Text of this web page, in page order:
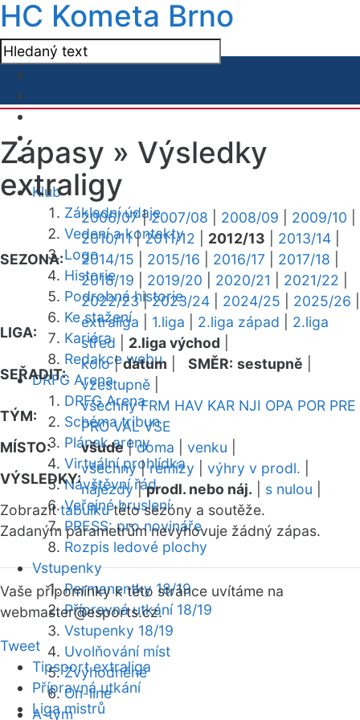
HC Kometa Brno
Klub
Základní údaje
Vedení a kontakty
Logo
Historie
Podrobná historie
Ke stažení
Kariéra
Redakce webu
DRFG Arena
DRFG Arena
Schéma tribun
Plánek areny
Virtuální prohlídka
Návštěvní řád
Veřejné bruslení
PRESS: pro novináře
Rozpis ledové plochy
Vstupenky
Permanentky 18/19
Přípravná utkání 18/19
Vstupenky 18/19
Uvolňování míst
Zvýhodněné
On-line
A-tým
Zápasy » Výsledky
extraligy
SEZONA:
2006/07|2007/08 2008/09 2009/10
2010/11|2011/12 2012/13 2013/14
2014/15
2015/16 2016/17 2017/18
2018/19
2019/20 2020/21 2021/22
2022/23|2023/24 2024/25 2025/26
LIGA:
extraliga 1.liga 2.liga západ
2.liga
střed
2.liga východ
SEŘADIT:
kolo|datum SMĚR: sestupně
vzestupně
TÝM:
všechny FRM HAV KAR NJI OPA POR PRE
PRO VAL VSE
MÍSTO:
všude|doma venku
VÝSLEDKY:
všechny|remízy výhry v prodl.
nájezdy|prodl. nebo náj. s nulou
Zobrazittabulkutéto sezóny a soutěže.
Zadaným parametrům nevyhovuje žádný zápas.
Vaše připomínky k této stránce uvítáme na
webmaster@esports.cz.
Tweet
Tipsport extraliga
Přípravná utkání
Liga mistrů